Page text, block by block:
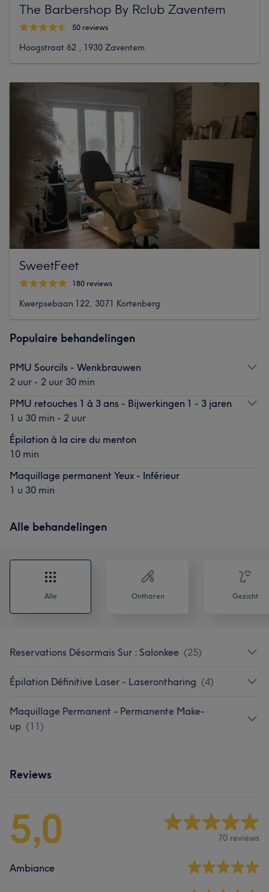
The Barbershop By Rclub Zaventem
50 reviews
Hoogstraat 62 , 1930 Zaventem
SweetFeet
180 reviews
Kwerpsebaan 122, 3071 Kortenberg
Populaire behandelingen
PMU Sourcils - Wenkbrauwen
2 uur - 2 uur 30 min
PMU retouches 1 à 3 ans - Bijwerkingen 1 - 3 jaren
1 u 30 min - 2 uur
Épilation à la cire du menton
10 min
Maquillage permanent Yeux - Inférieur
1 u 30 min
Alle behandelingen
Alle Ontharen Gezicht
Reservations Désormais Sur : Salonkee (25)
Épilation Définitive Laser - Laserontharing (4)
Maquillage Permanent - Permanente Make-
up (11)
Reviews
5,0 70 reviews
Ambiance